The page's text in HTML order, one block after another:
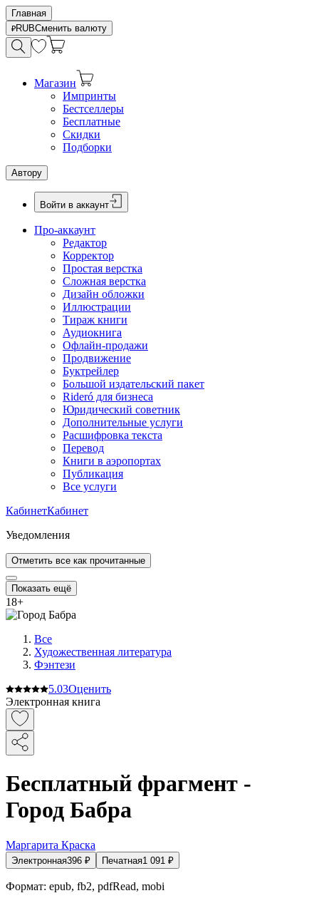
Главная
RUBСменить валюту
Магазин
Импринты
Бестселлеры
Бесплатные
Скидки
Подборки
Автору
Войти в аккаунт
Про-аккаунт
Редактор
Корректор
Простая верстка
Сложная верстка
Дизайн обложки
Иллюстрации
Тираж книги
Аудиокнига
Офлайн-продажи
Продвижение
Буктрейлер
Большой издательский пакет
Rideró для бизнеса
Юридический советник
Дополнительные услуги
Расшифровка текста
Перевод
Книги в аэропортах
Публикация
Все услуги
КабинетКабинет
Уведомления
Отметить все как прочитанные
Показать ещё
18+
Все
Художественная литература
Фэнтези
5.03Оценить
Электронная книга
Бесплатный фрагмент -
Город Бабра
Маргарита Краска
Электронная396 ₽ Печатная1 091 ₽
Формат: epub, fb2, pdfRead, mobi